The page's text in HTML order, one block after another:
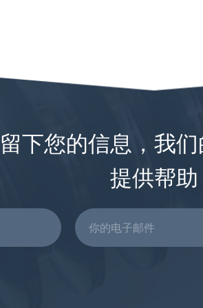
下您的信息，我
提供帮助